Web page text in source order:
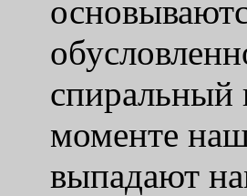
спиральный
моменте
выпадают